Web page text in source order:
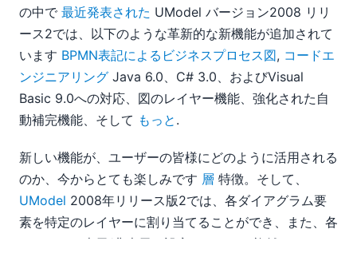
の中で 最近発表された UModel バージョン2008 リリ
ース2では、以下のような革新的な新機能が追加されて
います BPMN表記によるビジネスプロセス図, コードエ
ンジニアリング Java 6.0、C# 3.0、およびVisual
Basic 9.0への対応、図のレイヤー機能、強化された自
動補完機能、そして もっと .
新しい機能が、ユーザーの皆様にどのように活用される
のか、今からとても楽しみです 層 特徴。そして、
UModel 2008年リリース版2では、各ダイアグラム要
素を特定のレイヤーに割り当てることができ、また、各
レイヤーの表示/非表示を設定できます。複雑なアクテ